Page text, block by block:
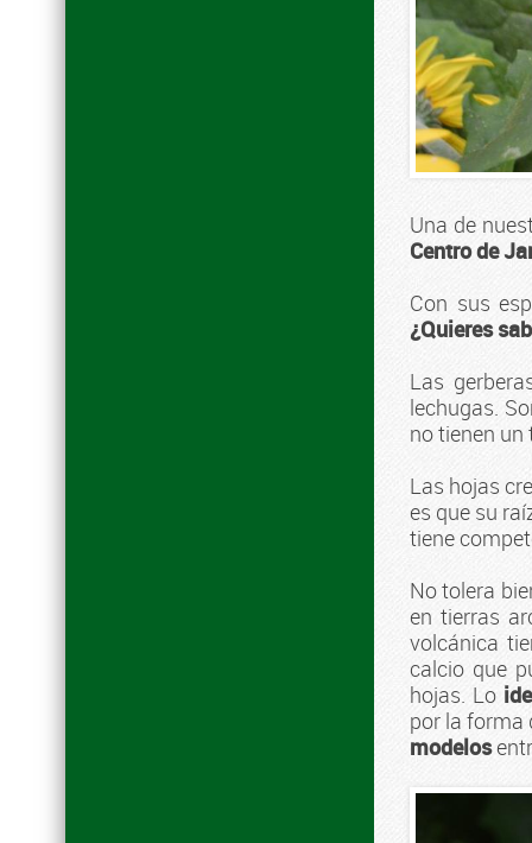
Una de
Centro de
Con sus
¿Quieres
Las
lechugas.
no tienen
Las hojas
es que su
tiene
No tolera
en tierras
volcánica
calcio que
hojas. Lo
por la forma
modelos